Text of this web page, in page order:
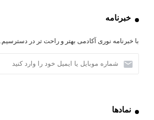
خبرنامه
با خبرنامه نوری آکادمی بهتر و راحت تر در دسترسیم...
نمادها